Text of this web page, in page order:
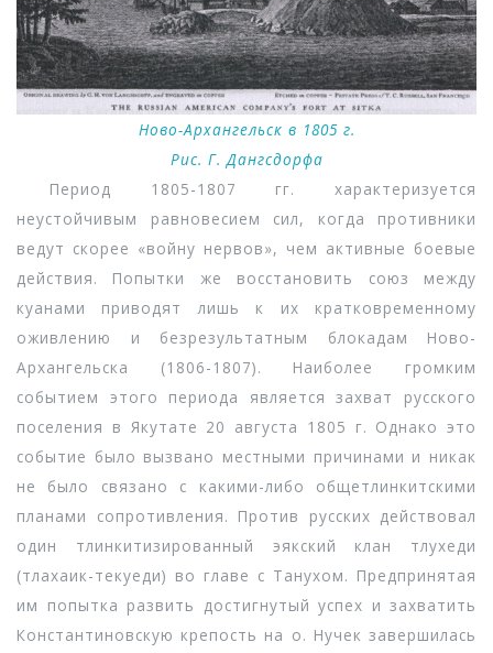
Ново-Архангельск в 1805 г.
Рис. Г. Дангсдорфа
Период 1805-1807 гг. характеризуется
неустойчивым равновесием сил, когда противники
ведут скорее «войну нервов», чем активные боевые
действия. Попытки же восстановить союз между
куанами приводят лишь к их кратковременному
оживлению и безрезультатным блокадам Ново-
Архангельска (1806-1807). Наиболее громким
событием этого периода является захват русского
поселения в Якутате 20 августа 1805 г. Однако это
событие было вызвано местными причинами и никак
не было связано с какими-либо общетлинкитскими
планами сопротивления. Против русских действовал
один тлинкитизированный эякский клан тлухеди
(тлахаик-текуеди) во главе с Танухом. Предпринятая
им попытка развить достигнутый успех и захватить
Константиновскую крепость на о. Нучек завершилась